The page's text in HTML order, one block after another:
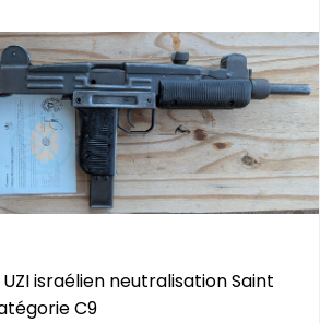
israélien neutralisation Saint
C9